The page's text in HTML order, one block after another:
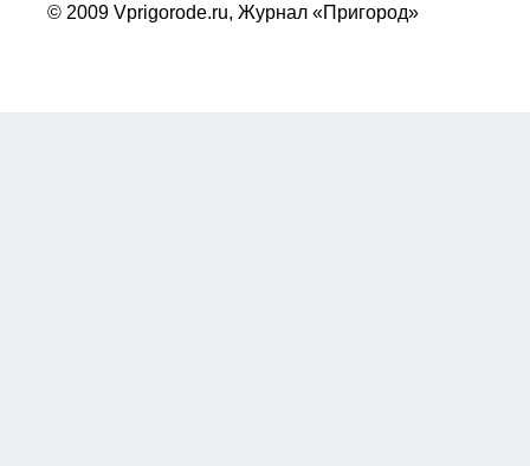
© 2009 Vprigorode.ru, Журнал «Пригород»